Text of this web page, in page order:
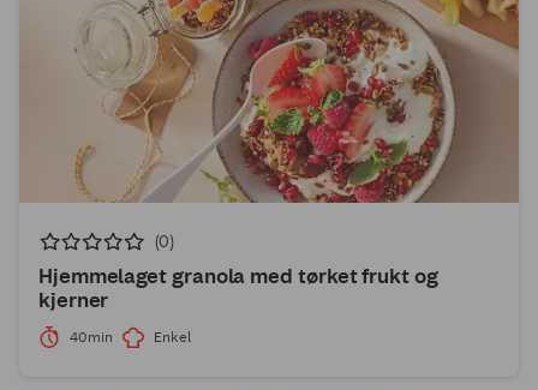
(0)
Hjemmelaget granola med tørket frukt og
kjerner
40min Enkel